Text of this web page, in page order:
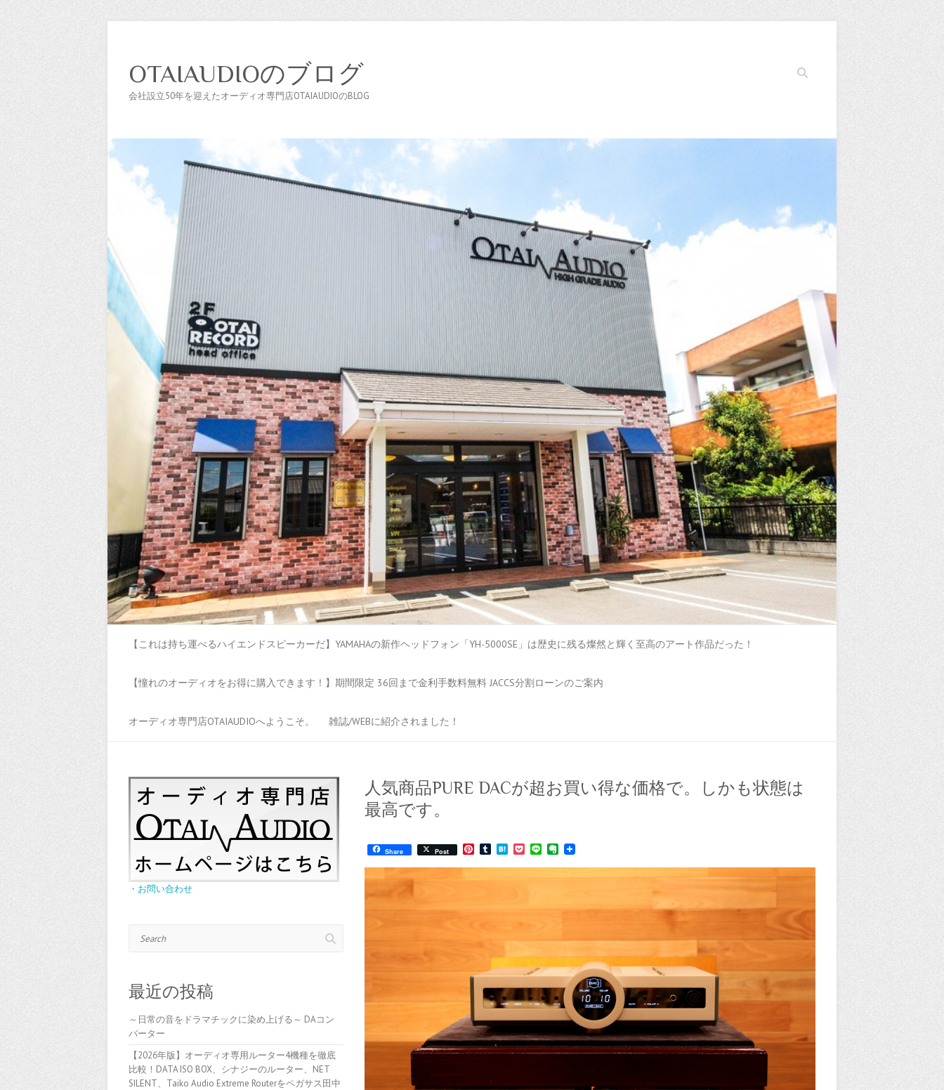
Search
OTAIAUDIOのブログ
会社設立50年を迎えたオーディオ専門店OTAIAUDIOのBLOG
【これは持ち運べるハイエンドスピーカーだ】YAMAHAの新作ヘッドフォン「YH-5000SE」は歴史に残る燦然と輝く至高のアート作品だった！
【憧れのオーディオをお得に購入できます！】期間限定 36回まで金利手数料無料 JACCS分割ローンのご案内
オーディオ専門店OTAIAUDIOへようこそ。 雑誌/WEBに紹介されました！
人気商品PURE DACが超お買い得な価格で。しかも状態は
最高です。
Share Post
P
n
t
e
T
m
b
H
t
e
P
c
L
n
E
e
・お問い合わせ
最近の投稿
～日常の音をドラマチックに染め上げる～ DAコン
バーター
【2026年版】オーディオ専用ルーター4機種を徹底
比較！DATA ISO BOX、シナジーのルーター、NET
SILENT、Taiko Audio Extreme Routerをペガサス田中